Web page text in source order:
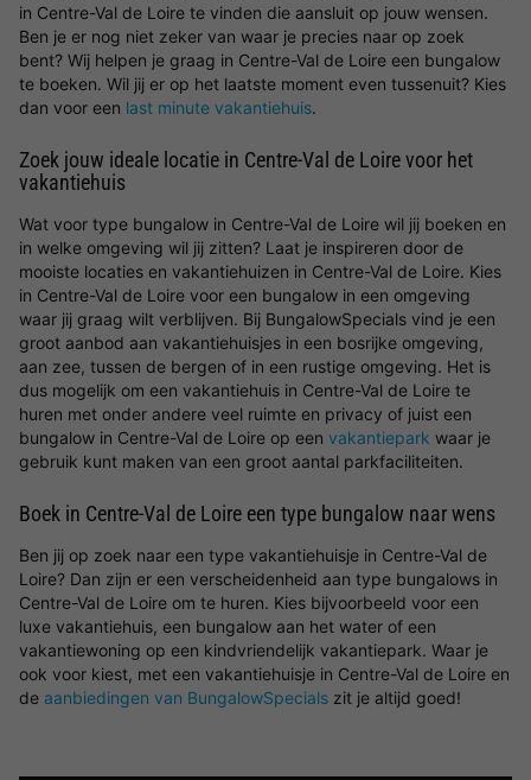
in Centre-Val de Loire te vinden die aansluit op jouw wensen.
Ben je er nog niet zeker van waar je precies naar op zoek
bent? Wij helpen je graag in Centre-Val de Loire een bungalow
te boeken. Wil jij er op het laatste moment even tussenuit? Kies
dan voor een last minute vakantiehuis.
Zoek jouw ideale locatie in Centre-Val de Loire voor het
vakantiehuis
Wat voor type bungalow in Centre-Val de Loire wil jij boeken en
in welke omgeving wil jij zitten? Laat je inspireren door de
mooiste locaties en vakantiehuizen in Centre-Val de Loire. Kies
in Centre-Val de Loire voor een bungalow in een omgeving
waar jij graag wilt verblijven. Bij BungalowSpecials vind je een
groot aanbod aan vakantiehuisjes in een bosrijke omgeving,
aan zee, tussen de bergen of in een rustige omgeving. Het is
dus mogelijk om een vakantiehuis in Centre-Val de Loire te
huren met onder andere veel ruimte en privacy of juist een
bungalow in Centre-Val de Loire op een vakantiepark waar je
gebruik kunt maken van een groot aantal parkfaciliteiten.
Boek in Centre-Val de Loire een type bungalow naar wens
Ben jij op zoek naar een type vakantiehuisje in Centre-Val de
Loire? Dan zijn er een verscheidenheid aan type bungalows in
Centre-Val de Loire om te huren. Kies bijvoorbeeld voor een
luxe vakantiehuis, een bungalow aan het water of een
vakantiewoning op een kindvriendelijk vakantiepark. Waar je
ook voor kiest, met een vakantiehuisje in Centre-Val de Loire en
de aanbiedingen van BungalowSpecials zit je altijd goed!